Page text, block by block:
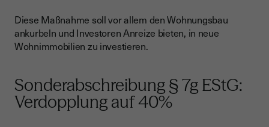
Diese Maßnahme soll vor allem den Wohnungsbau
ankurbeln und Investoren Anreize bieten, in neue
Wohnimmobilien zu investieren.
Sonderabschreibung § 7g EStG:
Verdopplung auf 40%